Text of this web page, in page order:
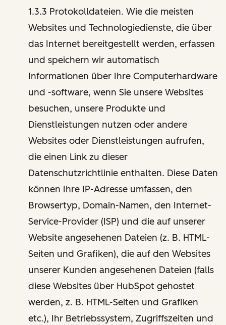
1.3.3 Protokolldateien. Wie die meisten
Websites und Technologiedienste, die über
das Internet bereitgestellt werden, erfassen
und speichern wir automatisch
Informationen über Ihre Computerhardware
und -software, wenn Sie unsere Websites
besuchen, unsere Produkte und
Dienstleistungen nutzen oder andere
Websites oder Dienstleistungen aufrufen,
die einen Link zu dieser
Datenschutzrichtlinie enthalten. Diese Daten
können Ihre IP-Adresse umfassen, den
Browsertyp, Domain-Namen, den Internet-
Service-Provider (ISP) und die auf unserer
Website angesehenen Dateien (z. B. HTML-
Seiten und Grafiken), die auf den Websites
unserer Kunden angesehenen Dateien (falls
diese Websites über HubSpot gehostet
werden, z. B. HTML-Seiten und Grafiken
etc.), Ihr Betriebssystem, Zugriffszeiten und